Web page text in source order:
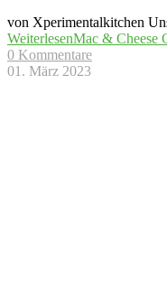
von Xperimentalkitchen
WeiterlesenMac & Cheese
0 Kommentare
01. März 2023